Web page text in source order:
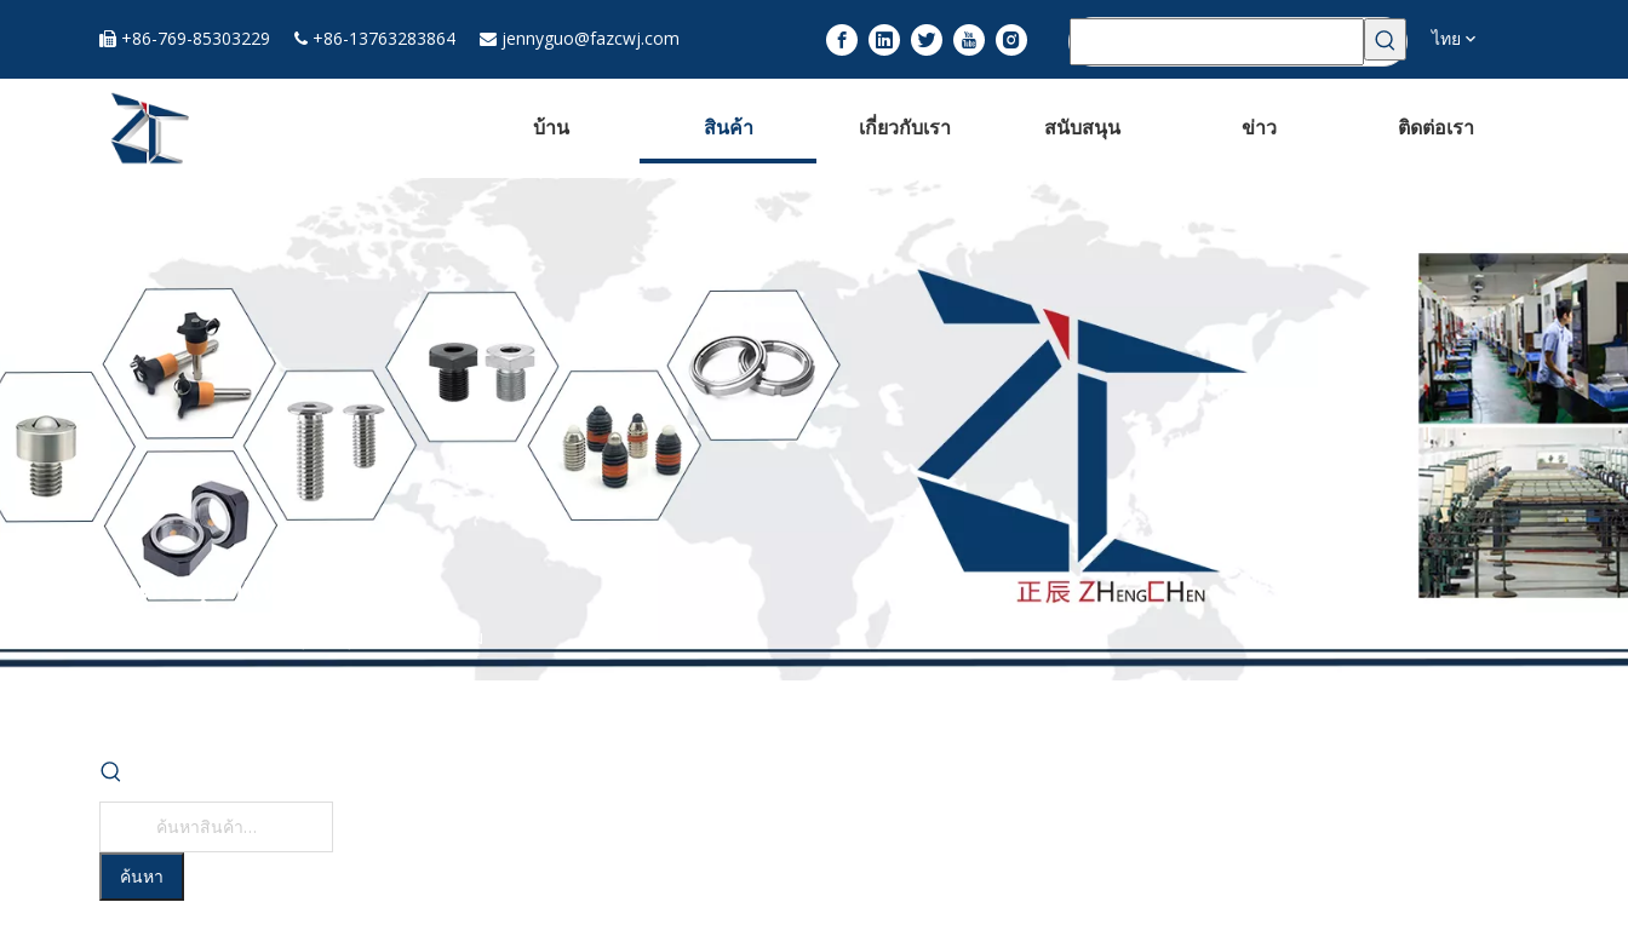
 +86-769-85303229  +86-13763283864  jennyguo@fazcwj.com ไทย
บ้าน สินค้า เกี่ยวกับเรา สนับสนุน ข่าว ติดต่อเรา
หมุดระบุตำแหน่งหัวกลม
ค้นหา